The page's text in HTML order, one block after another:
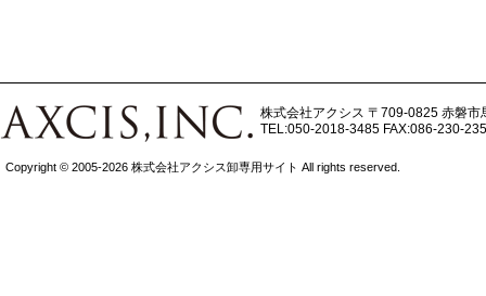
株式会社アクシス 〒709-0825 赤磐市
TEL:050-2018-3485 FAX:086-230-
Copyright © 2005-2026 株式会社アクシス卸専用サイト All rights reserved.